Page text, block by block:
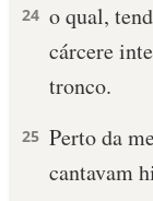
24 o qual,
cárcere
tronco.
25 Perto da
cantavam